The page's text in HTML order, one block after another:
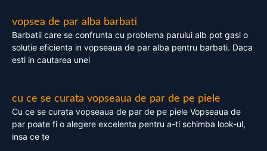
vopsea de par alba barbati
Barbatii care se confrunta cu problema parului alb pot gasi o
solutie eficienta in vopseaua de par alba pentru barbati. Daca
esti in cautarea unei
cu ce se curata vopseaua de par de pe piele
Cu ce se curata vopseaua de par de pe piele Vopseaua de
par poate fi o alegere excelenta pentru a-ti schimba look-ul,
insa ce te